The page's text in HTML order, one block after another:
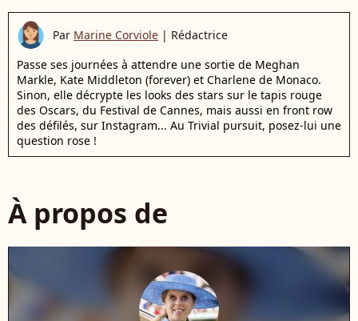
Par Marine Corviole | Rédactrice
Passe ses journées à attendre une sortie de Meghan
Markle, Kate Middleton (forever) et Charlene de Monaco.
Sinon, elle décrypte les looks des stars sur le tapis rouge
des Oscars, du Festival de Cannes, mais aussi en front row
des défilés, sur Instagram... Au Trivial pursuit, posez-lui une
question rose !
À propos de